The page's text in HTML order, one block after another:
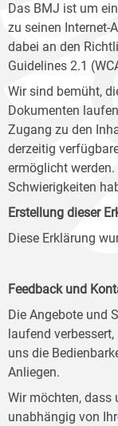
Das BMJ ist um
zu seinen Internet-
dabei an den
Guidelines 2.1
Wir sind bemüht,
Dokumenten
Zugang zu den
derzeitig
ermöglicht
Schwierigkeiten
Erstellung dieser
Diese Erklärung
Feedback und
Die Angebote und
laufend
uns die
Anliegen.
Wir möchten, dass
unabhängig von